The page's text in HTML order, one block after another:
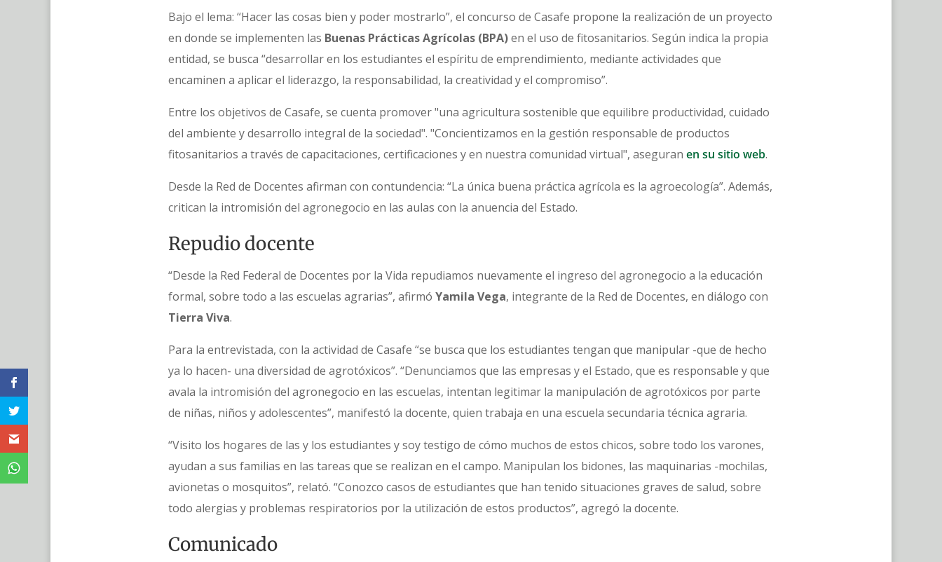
Bajo el lema: “Hacer las cosas bien y poder mostrarlo”, el concurso de Casafe propone la realización de un proyecto
en donde se implementen las Buenas Prácticas Agrícolas (BPA)en el uso de fitosanitarios. Según indica la propia
entidad, se busca “desarrollar en los estudiantes el espíritu de emprendimiento, mediante actividades que
encaminen a aplicar el liderazgo, la responsabilidad, la creatividad y el compromiso”.
Entre los objetivos de Casafe, se cuenta promover "una agricultura sostenible que equilibre productividad, cuidado
del ambiente y desarrollo integral de la sociedad". "Concientizamos en la gestión responsable de productos
fitosanitarios a través de capacitaciones, certificaciones y en nuestra comunidad virtual", aseguran en su sitio web.
Desde la Red de Docentes afirman con contundencia: “La única buena práctica agrícola es la agroecología”. Además,
critican la intromisión del agronegocio en las aulas con la anuencia del Estado.
Repudio docente
“Desde la Red Federal de Docentes por la Vida repudiamos nuevamente el ingreso del agronegocio a la educación
formal, sobre todo a las escuelas agrarias”, afirmó Yamila Vega, integrante de la Red de Docentes, en diálogo con
Tierra Viva.
Para la entrevistada, con la actividad de Casafe “se busca que los estudiantes tengan que manipular -que de hecho
ya lo hacen- una diversidad de agrotóxicos”. “Denunciamos que las empresas y el Estado, que es responsable y que
avala la intromisión del agronegocio en las escuelas, intentan legitimar la manipulación de agrotóxicos por parte
de niñas, niños y adolescentes”, manifestó la docente, quien trabaja en una escuela secundaria técnica agraria.
“Visito los hogares de las y los estudiantes y soy testigo de cómo muchos de estos chicos, sobre todo los varones,
ayudan a sus familias en las tareas que se realizan en el campo. Manipulan los bidones, las maquinarias -mochilas,
avionetas o mosquitos”, relató. “Conozco casos de estudiantes que han tenido situaciones graves de salud, sobre
todo alergias y problemas respiratorios por la utilización de estos productos”, agregó la docente.
Comunicado